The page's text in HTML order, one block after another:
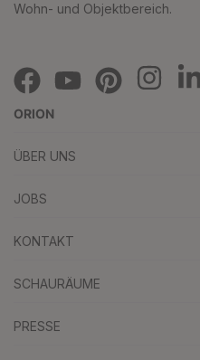
Wohn- und Objektbereich.
ORION
ÜBER UNS
JOBS
KONTAKT
SCHAURÄUME
PRESSE